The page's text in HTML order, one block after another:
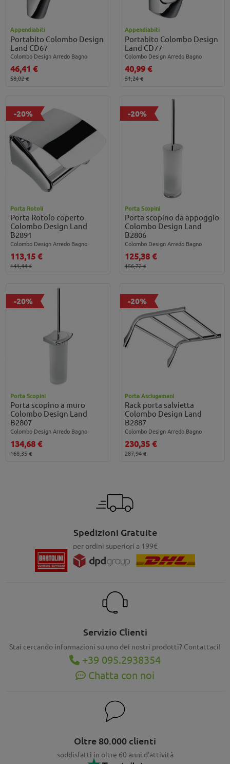
Appendiabiti
Portabito Colombo Design
Land CD67
Colombo Design Arredo Bagno
46,41 €
58,02 €
Appendiabiti
Portabito Colombo Design
Land CD77
Colombo Design Arredo Bagno
40,99 €
51,24 €
-20%
Porta Rotoli
Porta Rotolo coperto
Colombo Design Land
B2891
Colombo Design Arredo Bagno
113,15 €
141,44 €
-20%
Porta Scopini
Porta scopino da appoggio
Colombo Design Land
B2806
Colombo Design Arredo Bagno
125,38 €
156,72 €
-20%
Porta Scopini
Porta scopino a muro
Colombo Design Land
B2807
Colombo Design Arredo Bagno
134,68 €
168,35 €
-20%
Porta Asciugamani
Rack porta salvietta
Colombo Design Land
B2887
Colombo Design Arredo Bagno
230,35 €
287,94 €
Spedizioni Gratuite
per ordini superiori a 199€
Servizio Clienti
Stai cercando informazioni su uno dei nostri prodotti? Contattaci!
+39 095.2938354
Chatta con noi
Oltre 80.000 clienti
soddisfatti in oltre 60 anni d'attività